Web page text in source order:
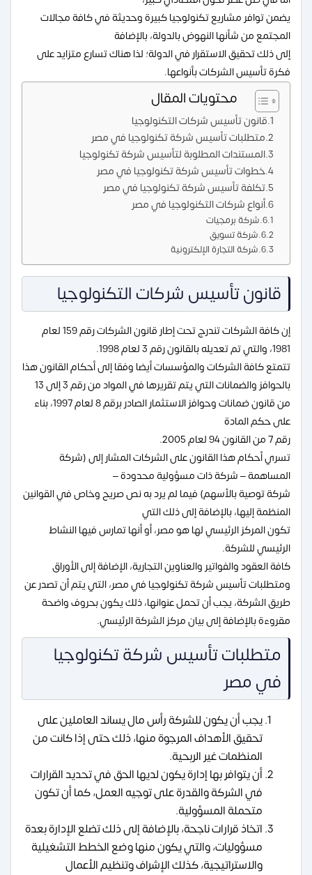
يضمن توافر مشاريع تكنولوجيا كبيرة وحديثة في كافة مجالات
المجتمع من شأنها النهوض بالدولة، بالإضافة
إلى ذلك تحقيق الاستقرار في الدولة؛ لذا هناك تسارع متزايد على
فكرة تأسيس الشركات بأنواعها.
محتويات المقال
قانون تأسيس شركات التكنولوجيا
متطلبات تأسيس شركة تكنولوجيا في مصر
المستندات المطلوبة لتأسيس شركة تكنولوجيا
خطوات تأسيس شركة تكنولوجيا في مصر
تكلفة تأسيس شركة تكنولوجيا في مصر
أنواع شركات التكنولوجيا في مصر
شركة برمجيات
شركة تسويق
شركة التجارة الإلكترونية
قانون تأسيس شركات التكنولوجيا
إن كافة الشركات تندرج تحت إطار قانون الشركات رقم 159 لعام
1981، والتي تم تعديله بالقانون رقم 3 لعام 1998.
تتمتع كافة الشركات والمؤسسات أيضا وفقا إلى أحكام القانون هذا
بالحوافز والضمانات التي يتم تقريرها في المواد من رقم 3 إلى 13
من قانون ضمانات وحوافز الاستثمار الصادر برقم 8 لعام 1997، بناء
على حكم المادة
رقم 7 من القانون 94 لعام 2005.
تسري أحكام هذا القانون على الشركات المشار إلى (شركة
المساهمة – شركة ذات مسؤولية محدودة –
شركة توصية بالأسهم) فيما لم يرد به نص صريح وخاص في القوانين
المنظمة إليها، بالإضافة إلى ذلك التي
تكون المركز الرئيسي لها هو مصر، أو أنها تمارس فيها النشاط
الرئيسي للشركة.
كافة العقود والفواتير والعناوين التجارية، الإضافة إلى الأوراق
ومتطلبات تأسيس شركة تكنولوجيا في مصر، التي يتم أن تصدر عن
طريق الشركة، يجب أن تحمل عنوانها، ذلك يكون بحروف واضحة
مقروءة بالإضافة إلى بيان مركز الشركة الرئيسي.
متطلبات تأسيس شركة تكنولوجيا
في مصر
يجب أن يكون للشركة رأس مال يساند العاملين على
تحقيق الأهداف المرجوة منها، ذلك حتى إذا كانت من
المنظمات غير الربحية.
أن يتوافر بها إدارة يكون لديها الحق في تحديد القرارات
في الشركة والقدرة على توجيه العمل، كما أن تكون
متحملة المسؤولية.
اتخاذ قرارات ناجحة، بالإضافة إلى ذلك تضلع الإدارة بعدة
مسؤوليات، والتي يكون منها وضع الخطط التشغيلية
والاستراتيجية، كذلك الإشراف وتنظيم الأعمال